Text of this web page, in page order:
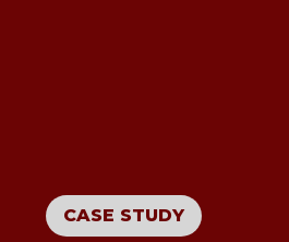
CASE STUDY